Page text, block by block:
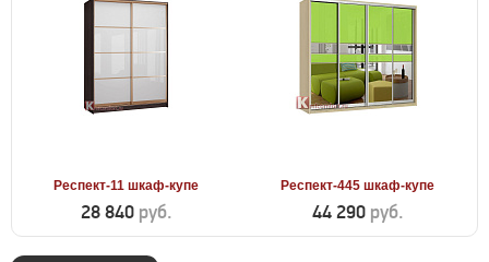
Респект-11 шкаф-купе
28 840 руб.
Респект-445 шкаф-купе
44 290 руб.